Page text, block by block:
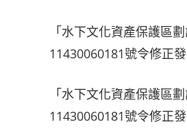
「水下文化資產保護區
11430060181號令修正
「水下文化資產保護區
11430060181號令修正